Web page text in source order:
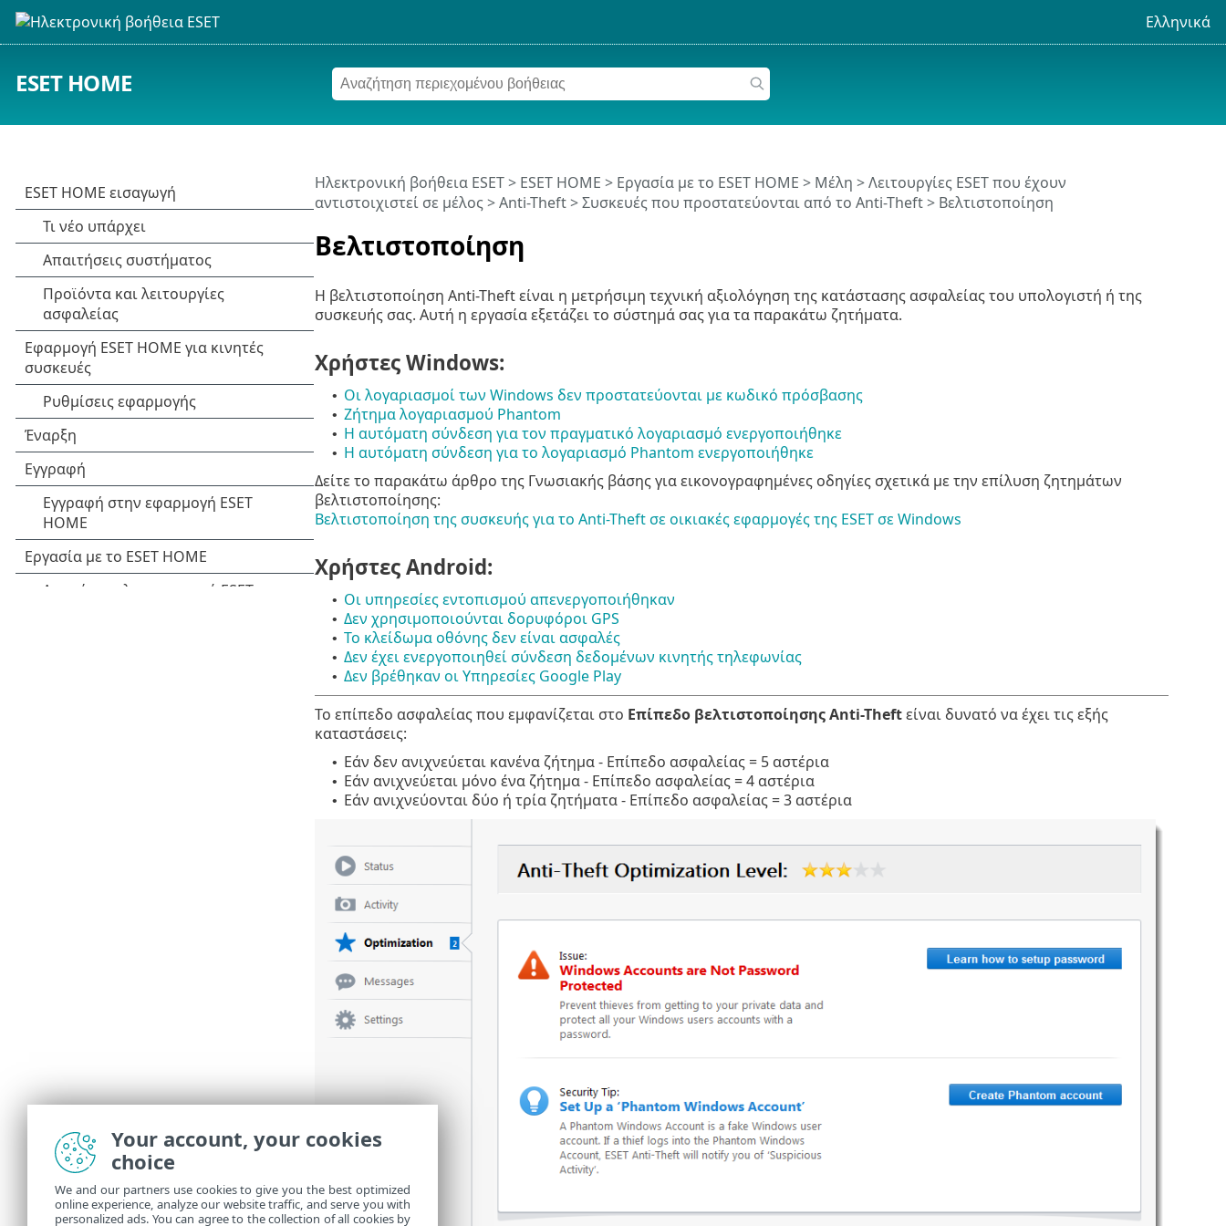
Ελληνικά
ESET HOME
Βελτιστοποίηση
Ηλεκτρονική βοήθεια ESET> ESET HOME > Εργασία με το ESET HOME > Μέλη >Λειτουργίες ESET που έχουν
αντιστοιχιστεί σε μέλος >Anti-Theft>Συσκευές που προστατεύονται από το Anti-Theft> Βελτιστοποίηση
Η βελτιστοποίηση Anti-Theft είναι η μετρήσιμη τεχνική αξιολόγηση της κατάστασης ασφαλείας του υπολογιστή ή της
συσκευής σας. Αυτή η εργασία εξετάζει το σύστημά σας για τα παρακάτω ζητήματα.
Χρήστες Windows:
• Οι λογαριασμοί των Windows δεν προστατεύονται με κωδικό πρόσβασης
• Ζήτημα λογαριασμού Phantom
• Η αυτόματη σύνδεση για τον πραγματικό λογαριασμό ενεργοποιήθηκε
• Η αυτόματη σύνδεση για το λογαριασμό Phantom ενεργοποιήθηκε
Δείτε το παρακάτω άρθρο της Γνωσιακής βάσης για εικονογραφημένες οδηγίες σχετικά με την επίλυση ζητημάτων
βελτιστοποίησης:
Βελτιστοποίηση της συσκευής για το Anti-Theft σε οικιακές εφαρμογές της ESET σε Windows
Χρήστες Android:
• Οι υπηρεσίες εντοπισμού απενεργοποιήθηκαν
• Δεν χρησιμοποιούνται δορυφόροι GPS
• Το κλείδωμα οθόνης δεν είναι ασφαλές
• Δεν έχει ενεργοποιηθεί σύνδεση δεδομένων κινητής τηλεφωνίας
• Δεν βρέθηκαν οι Υπηρεσίες Google Play
Το επίπεδο ασφαλείας που εμφανίζεται στο Επίπεδο βελτιστοποίησης Anti-Theftείναι δυνατό να έχει τις εξής
καταστάσεις:
• Εάν δεν ανιχνεύεται κανένα ζήτημα - Επίπεδο ασφαλείας = 5 αστέρια
• Εάν ανιχνεύεται μόνο ένα ζήτημα - Επίπεδο ασφαλείας = 4 αστέρια
• Εάν ανιχνεύονται δύο ή τρία ζητήματα - Επίπεδο ασφαλείας = 3 αστέρια
Your account, your cookies
choice
We and our partners use cookies to give you the best optimized
online experience, analyze our website traffic, and serve you with
personalized ads. You can agree to the collection of all cookies by